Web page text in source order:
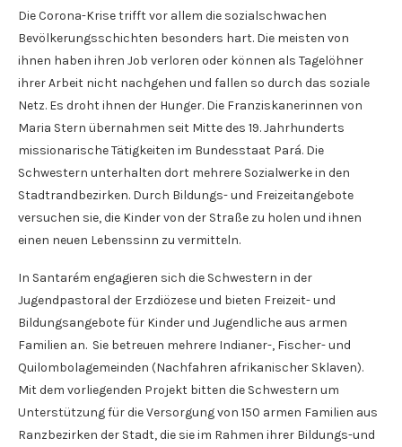
Die Corona-Krise trifft vor allem die sozialschwachen
Bevölkerungsschichten besonders hart. Die meisten von
ihnen haben ihren Job verloren oder können als Tagelöhner
ihrer Arbeit nicht nachgehen und fallen so durch das soziale
Netz. Es droht ihnen der Hunger. Die Franziskanerinnen von
Maria Stern übernahmen seit Mitte des 19. Jahrhunderts
missionarische Tätigkeiten im Bundesstaat Pará. Die
Schwestern unterhalten dort mehrere Sozialwerke in den
Stadtrandbezirken. Durch Bildungs- und Freizeitangebote
versuchen sie, die Kinder von der Straße zu holen und ihnen
einen neuen Lebenssinn zu vermitteln.
In Santarém engagieren sich die Schwestern in der
Jugendpastoral der Erzdiözese und bieten Freizeit- und
Bildungsangebote für Kinder und Jugendliche aus armen
Familien an. Sie betreuen mehrere Indianer-, Fischer- und
Quilombolagemeinden (Nachfahren afrikanischer Sklaven).
Mit dem vorliegenden Projekt bitten die Schwestern um
Unterstützung für die Versorgung von 150 armen Familien aus
Ranzbezirken der Stadt, die sie im Rahmen ihrer Bildungs-und